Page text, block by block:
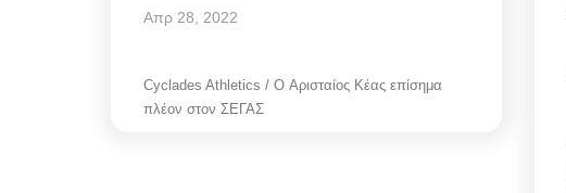
Απρ 28, 2022
Cyclades Athletics / Ο Aρισταίος Κέας επίσημα
πλέον στον ΣΕΓΑΣ